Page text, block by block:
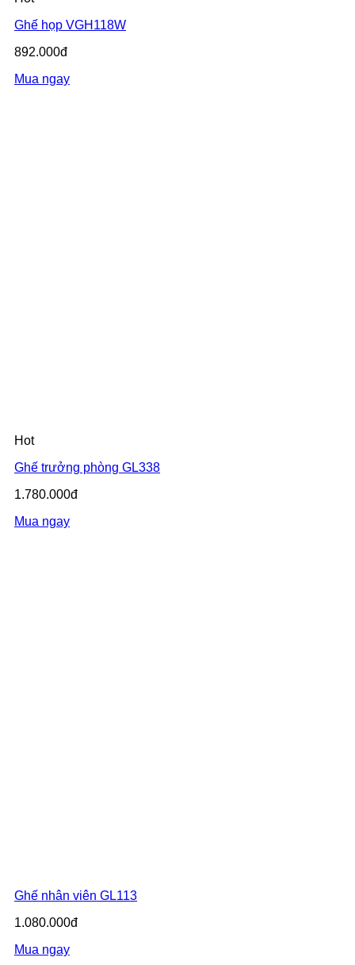
Ghế họp VGH118W
892.000đ
Mua ngay
Hot
Ghế trưởng phòng GL338
1.780.000đ
Mua ngay
Ghế nhân viên GL113
1.080.000đ
Mua ngay